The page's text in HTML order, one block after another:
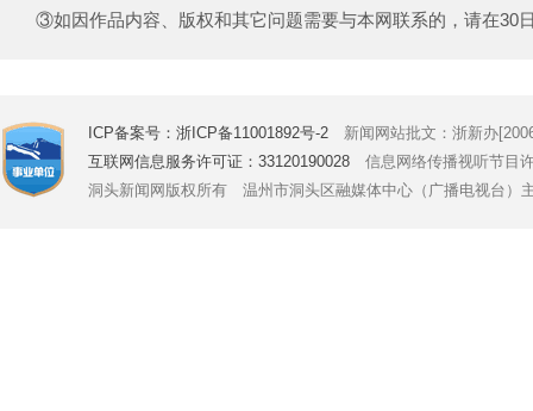
③如因作品内容、版权和其它问题需要与本网联系的，请在30
ICP备案号：浙ICP备11001892号-2 新闻网站批文：浙新办
互联网信息服务许可证：33120190028 信息网络传播视听节目
洞头新闻网版权所有 温州市洞头区融媒体中心（广播电视台）